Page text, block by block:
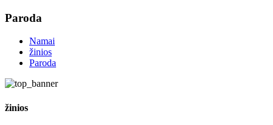
Paroda
Namai
žinios
Paroda
žinios